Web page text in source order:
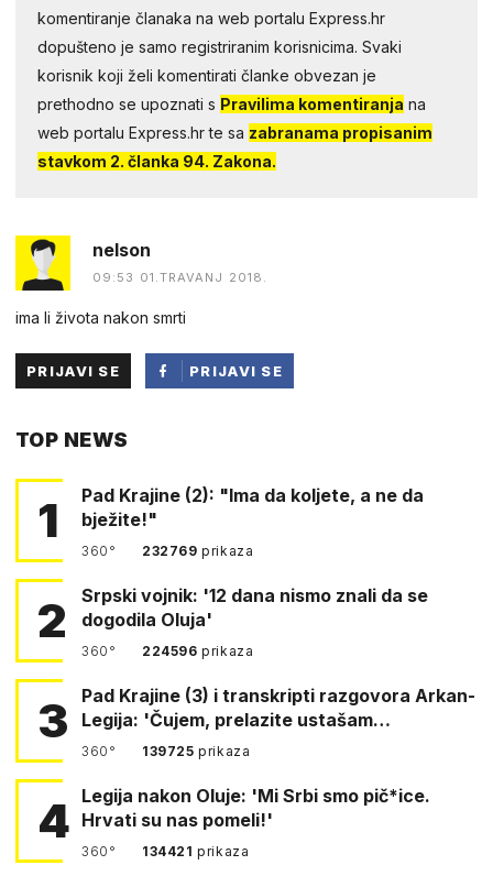
komentiranje članaka na web portalu Express.hr
dopušteno je samo registriranim korisnicima. Svaki
korisnik koji želi komentirati članke obvezan je
prethodno se upoznati s Pravilima komentiranja na
web portalu Express.hr te sa zabranama propisanim
stavkom 2. članka 94. Zakona.
nelson
09:53 01.TRAVANJ 2018.
ima li života nakon smrti
PRIJAVI SE
PRIJAVI SE
TOP NEWS
1
Pad Krajine (2): "Ima da koljete, a ne da
bježite!"
360° 232769prikaza
2
Srpski vojnik: '12 dana nismo znali da se
dogodila Oluja'
360° 224596prikaza
3
Pad Krajine (3) i transkripti razgovora Arkan-
Legija: 'Čujem, prelazite ustašam…
360° 139725prikaza
4 Legija nakon Oluje: 'Mi Srbi smo pič*ice.
Hrvati su nas pomeli!'
360° 134421prikaza